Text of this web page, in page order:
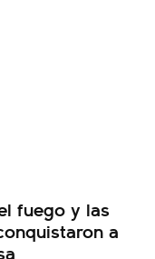
fuego y las
a